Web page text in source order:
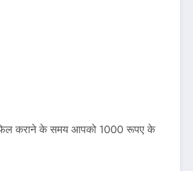
कराने के समय आपको 1000 रूपए के